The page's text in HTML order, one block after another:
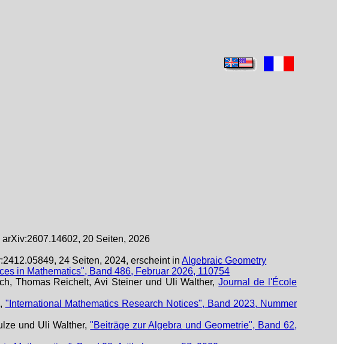
20 Seiten, 2026
24 Seiten, 2024, erscheint inAlgebraic Geometry
in Mathematics", Band 486, Februar 2026, 110754
Thomas Reichelt, Avi Steiner und Uli Walther,Journal de l'École
"International Mathematics Research Notices", Band 2023, Nummer
und Uli Walther,"Beiträge zur Algebra und Geometrie", Band 62,